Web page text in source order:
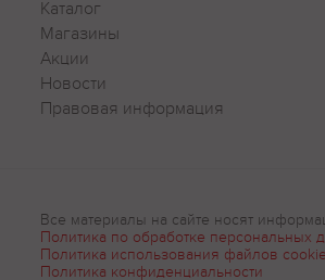
Каталог
Магазины
Акции
Новости
Правовая информация
Все материалы на сайте носят
Политика по обработке персональных
Политика использования файлов cookie
Политика конфиденциальности